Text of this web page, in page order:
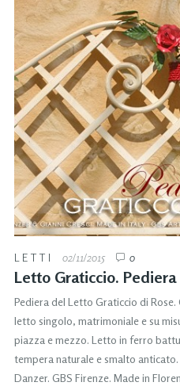
LETTI 02/11/2015 0
Letto Graticcio. Pediera
Pediera del Letto Graticcio di
letto singolo, matrimoniale e su
piazza e mezzo. Letto in ferro
tempera naturale e smalto
Danzer. GBS Firenze. Made in